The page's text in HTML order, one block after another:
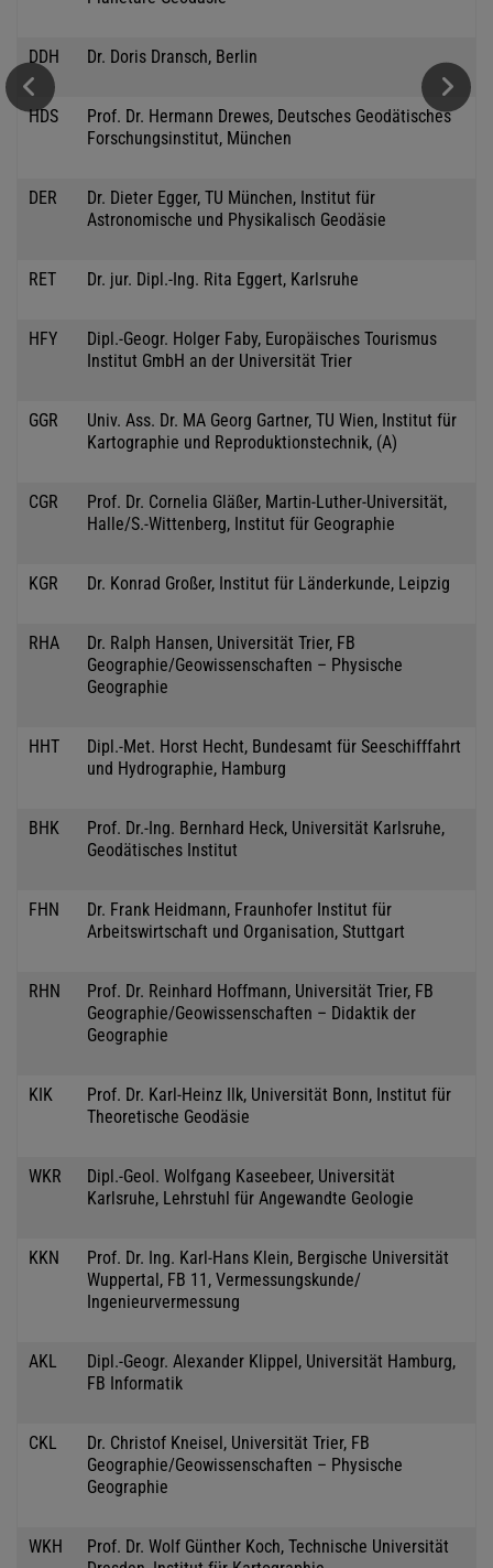
DDH Dr. Doris Dransch, Berlin
HDS
Prof. Dr. Hermann Drewes, Deutsches Geodätisches
Forschungsinstitut, München
DER
Dr. Dieter Egger, TU München, Institut für
Astronomische und Physikalisch Geodäsie
RET Dr. jur. Dipl.-Ing. Rita Eggert, Karlsruhe
HFY
Dipl.-Geogr. Holger Faby, Europäisches Tourismus
Institut GmbH an der Universität Trier
GGR
Univ. Ass. Dr. MA Georg Gartner, TU Wien, Institut für
Kartographie und Reproduktionstechnik, (A)
CGR
Prof. Dr. Cornelia Gläßer, Martin-Luther-Universität,
Halle/S.-Wittenberg, Institut für Geographie
KGR Dr. Konrad Großer, Institut für Länderkunde, Leipzig
RHA
Dr. Ralph Hansen, Universität Trier, FB
Geographie/Geowissenschaften – Physische
Geographie
HHT
Dipl.-Met. Horst Hecht, Bundesamt für Seeschifffahrt
und Hydrographie, Hamburg
BHK
Prof. Dr.-Ing. Bernhard Heck, Universität Karlsruhe,
Geodätisches Institut
FHN
Dr. Frank Heidmann, Fraunhofer Institut für
Arbeitswirtschaft und Organisation, Stuttgart
RHN
Prof. Dr. Reinhard Hoffmann, Universität Trier, FB
Geographie/Geowissenschaften – Didaktik der
Geographie
KIK
Prof. Dr. Karl-Heinz Ilk, Universität Bonn, Institut für
Theoretische Geodäsie
WKR
Dipl.-Geol. Wolfgang Kaseebeer, Universität
Karlsruhe, Lehrstuhl für Angewandte Geologie
KKN
Prof. Dr. Ing. Karl-Hans Klein, Bergische Universität
Wuppertal, FB 11, Vermessungskunde/
Ingenieurvermessung
AKL
Dipl.-Geogr. Alexander Klippel, Universität Hamburg,
FB Informatik
CKL
Dr. Christof Kneisel, Universität Trier, FB
Geographie/Geowissenschaften – Physische
Geographie
WKH
Prof. Dr. Wolf Günther Koch, Technische Universität